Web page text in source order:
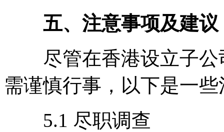
五、注意事项及建议
尽管在香港设立子公
需谨慎行事，以下是一
5.1 尽职调查